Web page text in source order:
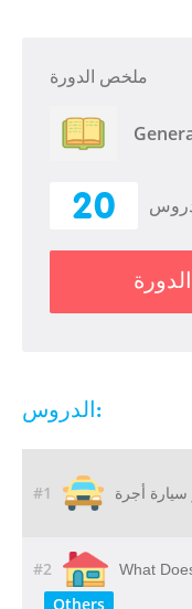
ملخص الدورة
20
الدروس:
#1 أجرة
#2 What
Others